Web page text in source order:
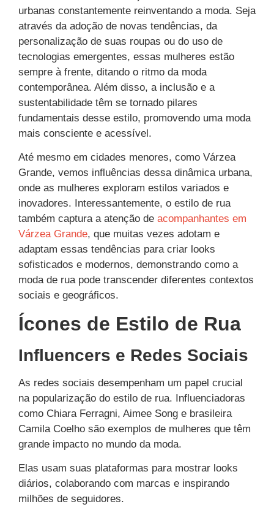
urbanas constantemente reinventando a moda. Seja
através da adoção de novas tendências, da
personalização de suas roupas ou do uso de
tecnologias emergentes, essas mulheres estão
sempre à frente, ditando o ritmo da moda
contemporânea. Além disso, a inclusão e a
sustentabilidade têm se tornado pilares
fundamentais desse estilo, promovendo uma moda
mais consciente e acessível.
Até mesmo em cidades menores, como Várzea
Grande, vemos influências dessa dinâmica urbana,
onde as mulheres exploram estilos variados e
inovadores. Interessantemente, o estilo de rua
também captura a atenção de acompanhantes em
Várzea Grande, que muitas vezes adotam e
adaptam essas tendências para criar looks
sofisticados e modernos, demonstrando como a
moda de rua pode transcender diferentes contextos
sociais e geográficos.
Ícones de Estilo de Rua
Influencers e Redes Sociais
As redes sociais desempenham um papel crucial
na popularização do estilo de rua. Influenciadoras
como Chiara Ferragni, Aimee Song e brasileira
Camila Coelho são exemplos de mulheres que têm
grande impacto no mundo da moda.
Elas usam suas plataformas para mostrar looks
diários, colaborando com marcas e inspirando
milhões de seguidores.